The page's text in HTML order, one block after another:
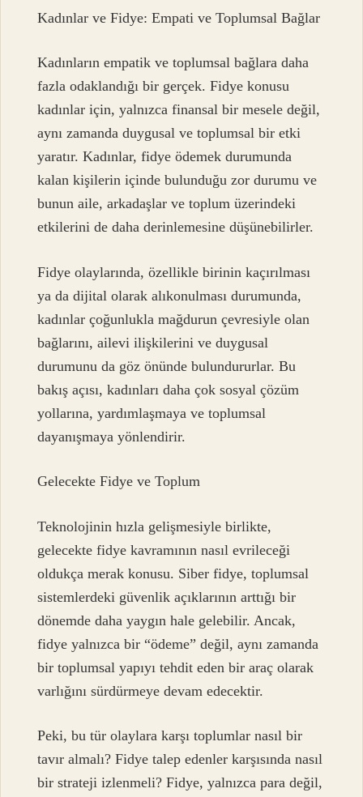
Kadınlar ve Fidye: Empati ve Toplumsal Bağlar
Kadınların empatik ve toplumsal bağlara daha
fazla odaklandığı bir gerçek. Fidye konusu
kadınlar için, yalnızca finansal bir mesele değil,
aynı zamanda duygusal ve toplumsal bir etki
yaratır. Kadınlar, fidye ödemek durumunda
kalan kişilerin içinde bulunduğu zor durumu ve
bunun aile, arkadaşlar ve toplum üzerindeki
etkilerini de daha derinlemesine düşünebilirler.
Fidye olaylarında, özellikle birinin kaçırılması
ya da dijital olarak alıkonulması durumunda,
kadınlar çoğunlukla mağdurun çevresiyle olan
bağlarını, ailevi ilişkilerini ve duygusal
durumunu da göz önünde bulundururlar. Bu
bakış açısı, kadınları daha çok sosyal çözüm
yollarına, yardımlaşmaya ve toplumsal
dayanışmaya yönlendirir.
Gelecekte Fidye ve Toplum
Teknolojinin hızla gelişmesiyle birlikte,
gelecekte fidye kavramının nasıl evrileceği
oldukça merak konusu. Siber fidye, toplumsal
sistemlerdeki güvenlik açıklarının arttığı bir
dönemde daha yaygın hale gelebilir. Ancak,
fidye yalnızca bir “ödeme” değil, aynı zamanda
bir toplumsal yapıyı tehdit eden bir araç olarak
varlığını sürdürmeye devam edecektir.
Peki, bu tür olaylara karşı toplumlar nasıl bir
tavır almalı? Fidye talep edenler karşısında nasıl
bir strateji izlenmeli? Fidye, yalnızca para değil,